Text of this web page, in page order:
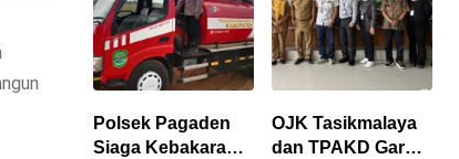
Polsek Pagaden
Siaga Kebakaran
OJK Tasikmalaya
dan TPAKD Garut